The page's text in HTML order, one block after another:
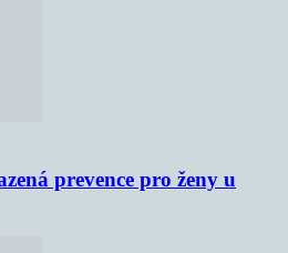
prevence pro ženy u